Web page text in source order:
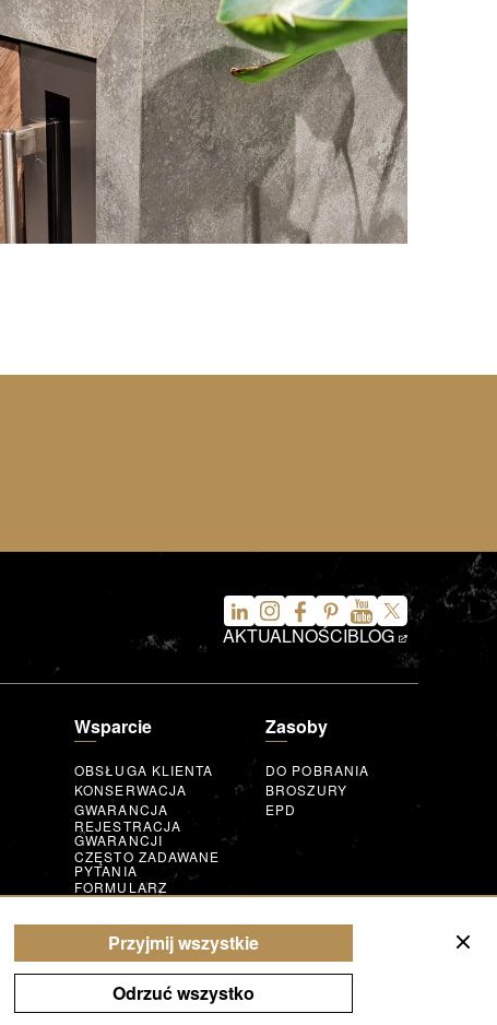
AKTUALNOŚCIBLOG
Wsparcie
OBSŁUGA KLIENTA
KONSERWACJA
GWARANCJA
REJESTRACJA
GWARANCJI
CZĘSTO ZADAWANE
PYTANIA
FORMULARZ
ZAPYTANIA
Zasoby
DO POBRANIA
BROSZURY
EPD
AUGMENTED
Przyjmij wszystkie
Odrzuć wszystko